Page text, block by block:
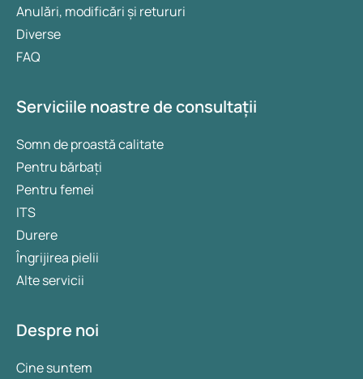
Anulări, modificări și retururi
Diverse
FAQ
Serviciile noastre de consultații
Somn de proastă calitate
Pentru bărbați
Pentru femei
ITS
Durere
Îngrijirea pielii
Alte servicii
Despre noi
Cine suntem